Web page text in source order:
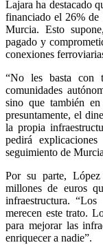
Lajara ha destacado
financiado el 26%
Murcia. Esto
pagado y
conexiones
“No les basta con
comunidades
sino que también
presuntamente, el
la propia
pedirá
seguimiento de
Por su parte,
millones de euros
infraestructura.
merecen este trato.
para mejorar las
enriquecer a nadie”.